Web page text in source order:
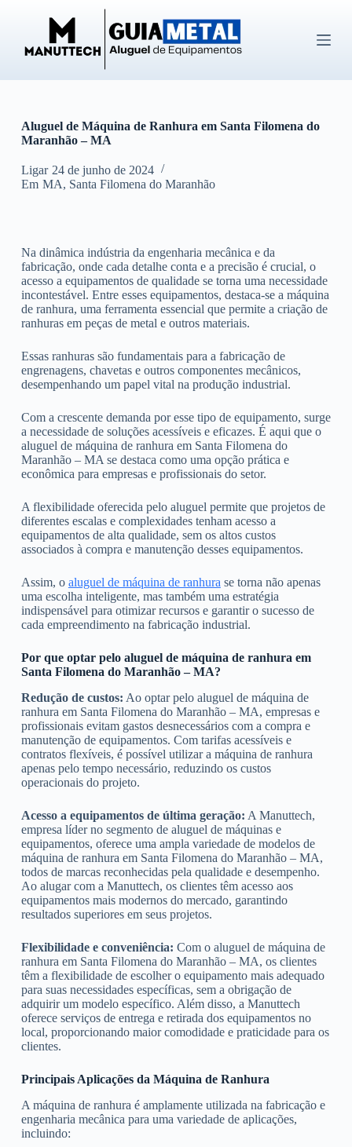
o
o
n
o
Aluguel de Máquina de Ranhura em Santa Filomena do
Maranhão – MA
Ligar 24 de junho de 2024
Em MA, Santa Filomena do Maranhão
Na dinâmica indústria da engenharia mecânica e da
fabricação, onde cada detalhe conta e a precisão é crucial, o
acesso a equipamentos de qualidade se torna uma necessidade
incontestável. Entre esses equipamentos, destaca-se a máquina
de ranhura, uma ferramenta essencial que permite a criação de
ranhuras em peças de metal e outros materiais.
Essas ranhuras são fundamentais para a fabricação de
engrenagens, chavetas e outros componentes mecânicos,
desempenhando um papel vital na produção industrial.
Com a crescente demanda por esse tipo de equipamento, surge
a necessidade de soluções acessíveis e eficazes. É aqui que o
aluguel de máquina de ranhura em Santa Filomena do
Maranhão – MA se destaca como uma opção prática e
econômica para empresas e profissionais do setor.
A flexibilidade oferecida pelo aluguel permite que projetos de
diferentes escalas e complexidades tenham acesso a
equipamentos de alta qualidade, sem os altos custos
associados à compra e manutenção desses equipamentos.
Assim, o aluguel de máquina de ranhura se torna não apenas
uma escolha inteligente, mas também uma estratégia
indispensável para otimizar recursos e garantir o sucesso de
cada empreendimento na fabricação industrial.
Por que optar pelo aluguel de máquina de ranhura em
Santa Filomena do Maranhão – MA?
Redução de custos: Ao optar pelo aluguel de máquina de
ranhura em Santa Filomena do Maranhão – MA, empresas e
profissionais evitam gastos desnecessários com a compra e
manutenção de equipamentos. Com tarifas acessíveis e
contratos flexíveis, é possível utilizar a máquina de ranhura
apenas pelo tempo necessário, reduzindo os custos
operacionais do projeto.
Acesso a equipamentos de última geração: A Manuttech,
empresa líder no segmento de aluguel de máquinas e
equipamentos, oferece uma ampla variedade de modelos de
máquina de ranhura em Santa Filomena do Maranhão – MA,
todos de marcas reconhecidas pela qualidade e desempenho.
Ao alugar com a Manuttech, os clientes têm acesso aos
equipamentos mais modernos do mercado, garantindo
resultados superiores em seus projetos.
Flexibilidade e conveniência: Com o aluguel de máquina de
ranhura em Santa Filomena do Maranhão – MA, os clientes
têm a flexibilidade de escolher o equipamento mais adequado
para suas necessidades específicas, sem a obrigação de
adquirir um modelo específico. Além disso, a Manuttech
oferece serviços de entrega e retirada dos equipamentos no
local, proporcionando maior comodidade e praticidade para os
clientes.
Principais Aplicações da Máquina de Ranhura
A máquina de ranhura é amplamente utilizada na fabricação e
engenharia mecânica para uma variedade de aplicações,
incluindo: